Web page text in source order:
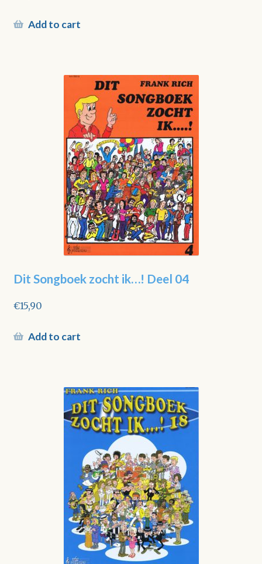
Add to cart
Dit Songboek zocht ik…! Deel 04
€15,90
Add to cart